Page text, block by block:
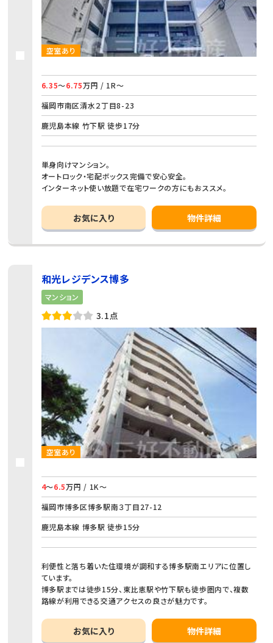
空室あり
6.35～6.75万円 / 1R～
福岡市南区清水２丁目8-23
鹿児島本線 竹下駅 徒歩17分
単身向けマンション。
オートロック・宅配ボックス完備で安心安全。
インターネット使い放題で在宅ワークの方にもおススメ。
お気に入り 物件詳細
和光レジデンス博多
マンション
3.1点
空室あり
4～6.5万円 / 1K～
福岡市博多区博多駅南３丁目27-12
鹿児島本線 博多駅 徒歩15分
利便性と落ち着いた住環境が調和する博多駅南エリアに位置し
ています。
博多駅までは徒歩15分、東比恵駅や竹下駅も徒歩圏内で、複数
路線が利用できる交通アクセスの良さが魅力です。
お気に入り 物件詳細